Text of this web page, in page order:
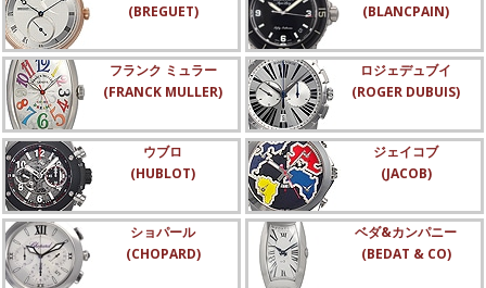
(BREGUET)
(BLANCPAIN)
フランク ミュラー
(FRANCK MULLER)
ロジェデュブイ
(ROGER DUBUIS)
ウブロ
(HUBLOT)
ジェイコブ
(JACOB)
ショパール
(CHOPARD)
ベダ&カンパニー
(BEDAT & CO)